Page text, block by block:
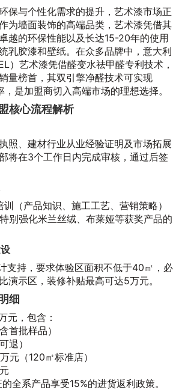
保与个性化需求的提升，艺术漆市场正
为墙面装饰的高端品类，艺术漆凭借其
越的环保性能以及长达15-20年的使用
乳胶漆和壁纸。在众多品牌中，意大利
）艺术漆凭借醛变水祛甲醛专利技术，
量榜首，其双引擎净醛技术可实现
，是加盟商切入高端市场的理想选择。
核心流程解析
照、建材行业从业经验证明及市场拓展
将在3个工作日内完成审核，通过后签
（产品知识、施工工艺、营销策略）
别强化米兰丝绒、布莱娅等获奖产品的
支持，要求体验区面积不低于40㎡，必
演示区，装修补贴最高可达5万元。
细
元，包含：
首批样品）
退）
元（120㎡标准店）
全系产品享受15%的进货返利政策。